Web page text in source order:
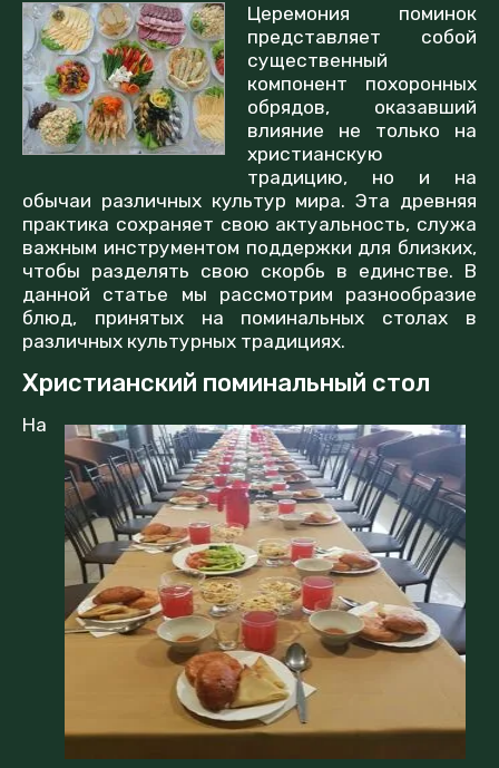
Церемония поминок
представляет собой
существенный
компонент похоронных
обрядов, оказавший
влияние не только на
христианскую
традицию, но и на
обычаи различных культур мира. Эта древняя
практика сохраняет свою актуальность, служа
важным инструментом поддержки для близких,
чтобы разделять свою скорбь в единстве. В
данной статье мы рассмотрим разнообразие
блюд, принятых на поминальных столах в
различных культурных традициях.
Христианский поминальный стол
На